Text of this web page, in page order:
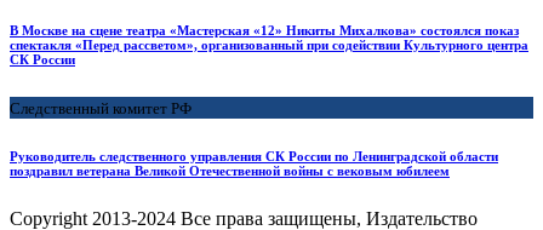
В Москве на сцене театра «Мастерская «12» Никиты Михалкова» состоялся показ
спектакля «Перед рассветом», организованный при содействии Культурного центра
СК России
Следственный комитет РФ
Руководитель следственного управления СК России по Ленинградской области
поздравил ветерана Великой Отечественной войны с вековым юбилеем
Copyright 2013-2024 Все права защищены, Издательство